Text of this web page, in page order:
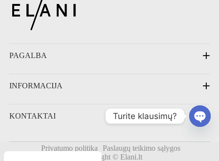
PAGALBA
Priežiūra
INFORMACIJA
Apie mus
KONTAKTAI
Vytauto g. 34-3, Prienai, Lietuva
Privatumo politika
Paslaugų teikimo sąlygos
Copyright © Elani.lt
Turite klausimų?